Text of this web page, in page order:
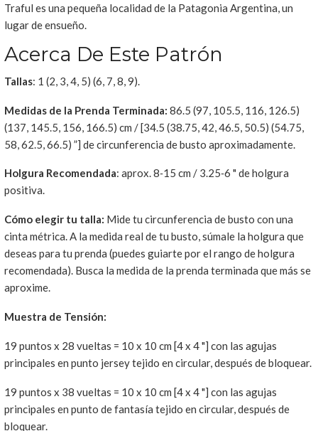
Traful es una pequeña localidad de la Patagonia Argentina, un
lugar de ensueño.
Acerca De Este Patrón
Tallas: 1 (2, 3, 4, 5) (6, 7, 8, 9).
Medidas de la Prenda Terminada: 86.5 (97, 105.5, 116, 126.5)
(137, 145.5, 156, 166.5) cm / [34.5 (38.75, 42, 46.5, 50.5) (54.75,
58, 62.5, 66.5) ”] de circunferencia de busto aproximadamente.
Holgura Recomendada: aprox. 8-15 cm / 3.25-6 " de holgura
positiva.
Cómo elegir tu talla: Mide tu circunferencia de busto con una
cinta métrica. A la medida real de tu busto, súmale la holgura que
deseas para tu prenda (puedes guiarte por el rango de holgura
recomendada). Busca la medida de la prenda terminada que más se
aproxime.
Muestra de Tensión:
19 puntos x 28 vueltas = 10 x 10 cm [4 x 4 "] con las agujas
principales en punto jersey tejido en circular, después de bloquear.
19 puntos x 38 vueltas = 10 x 10 cm [4 x 4 "] con las agujas
principales en punto de fantasía tejido en circular, después de
bloquear.